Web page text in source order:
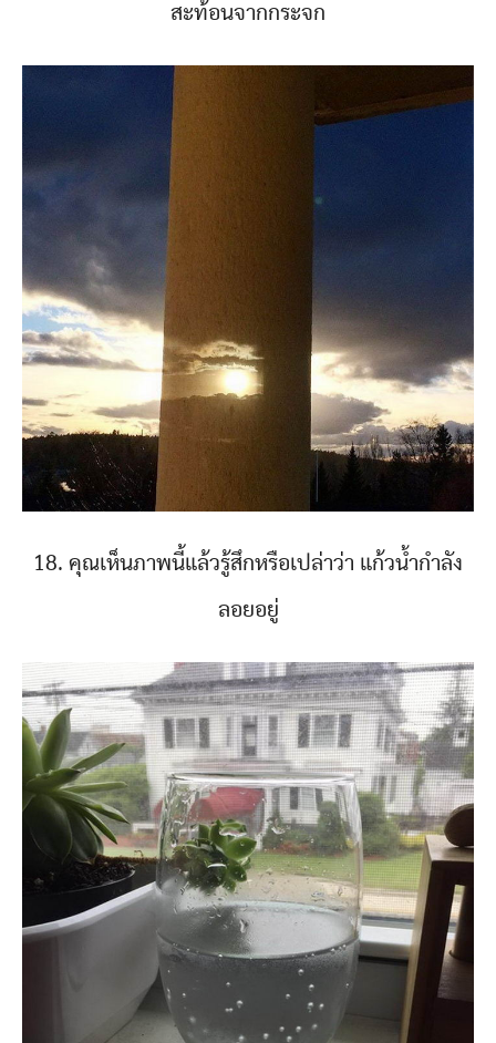
สะท้อนจากกระจก
18. คุณเห็นภาพนี้แล้วรู้สึกหรือเปล่าว่า แก้วน้ำกำลัง
ลอยอยู่